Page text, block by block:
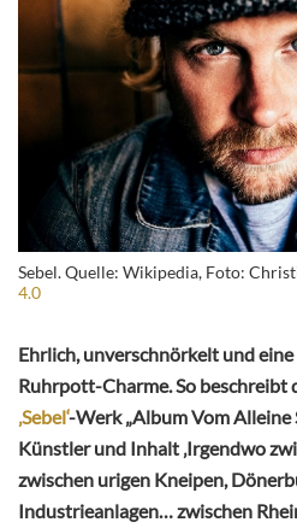
Sebel. Quelle: Wikipedia, Foto:
4.0
Ehrlich, unverschnörkelt und
Ruhrpott-Charme. So beschreibt
‚Sebel‘-Werk „Album Vom Alleine
Künstler und Inhalt ‚Irgendwo
zwischen urigen Kneipen,
Industrieanlagen… zwischen